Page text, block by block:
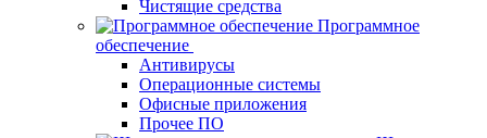
Чистящие средства
Программное
обеспечение
Антивирусы
Операционные системы
Офисные приложения
Прочее ПО